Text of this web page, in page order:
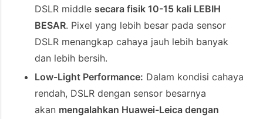
DSLR middle secara fisik 10-15 kali LEBIH
BESAR. Pixel yang lebih besar pada sensor
DSLR menangkap cahaya jauh lebih banyak
dan lebih bersih.
Low-Light Performance: Dalam kondisi cahaya
rendah, DSLR dengan sensor besarnya
akan mengalahkan Huawei-Leica dengan